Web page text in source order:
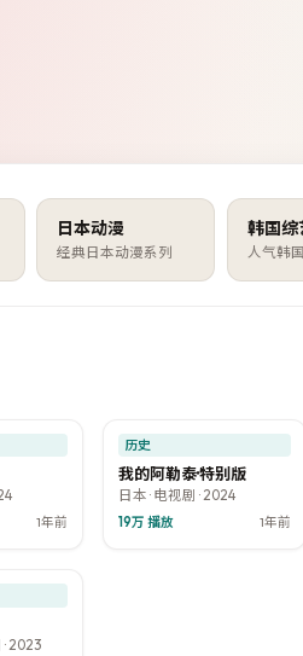
日本动漫
经典日本动漫系列
韩国综
人气韩
1年前
热门
历史
我的阿勒泰·特别版
日本 · 电视剧 · 2024
19万 播放 1年前
·2023